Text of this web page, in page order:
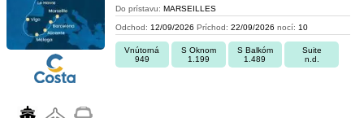
Do prístavu: MARSEILLES
Odchod: 12/09/2026 Príchod: 22/09/2026 nocí: 10
Vnútorná
949
S Oknom
1.199
S Balkóm
1.489
Suite
n.d.